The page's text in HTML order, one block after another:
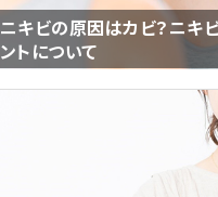
ニキビの原因はカビ？ニキ
ントについて